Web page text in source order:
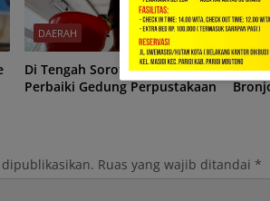
DAERAH
Di Tengah Sorotan, Kontraktor
Perbaiki Gedung Perpustakaan
Ruas yang wajib ditandai *